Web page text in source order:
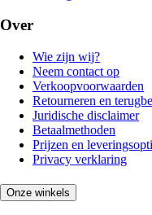
Over
Wie zijn wij?
Neem contact op
Verkoopvoorwaarden
Retourneren en
Juridische disclaimer
Betaalmethoden
Prijzen en
Privacy verklaring
Onze winkels